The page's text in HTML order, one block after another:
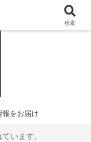
報をお届け
います。
検索